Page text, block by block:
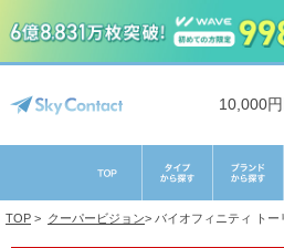
10,000
TOP > クーパービジョン> バイオフィニティ トー